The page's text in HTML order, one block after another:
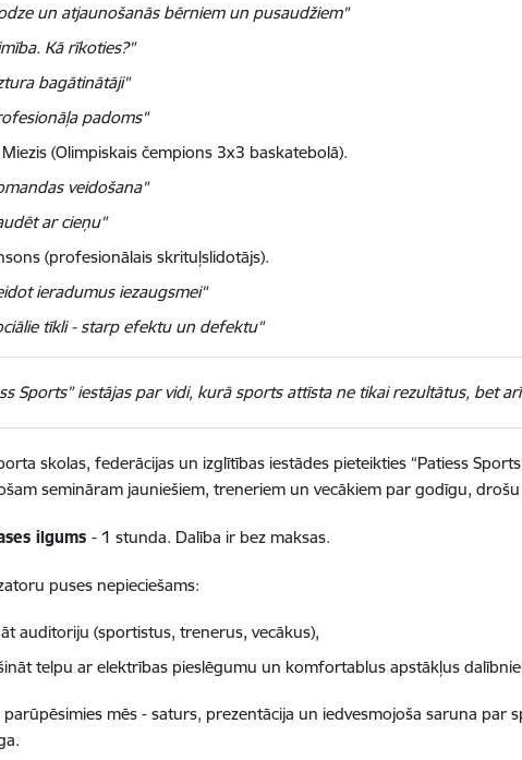
un atjaunošanās bērniem un pusaudžiem"
Kā rīkoties?"
bagātinātāji"
padoms"
(Olimpiskais čempions 3x3 baskatebolā).
veidošana"
ar cieņu"
(profesionālais skrituļslidotājs).
ieradumus iezaugsmei"
tīkli - starp efektu un defektu"
Sports” iestājas par vidi, kurā sports attīsta ne tikai rezultātus, bet
skolas, federācijas un izglītības iestādes pieteikties “Patiess
semināram jauniešiem, treneriem un vecākiem par godīgu,
ilgums- 1 stunda. Dalība ir bez maksas.
puses nepieciešams:
auditoriju (sportistus, trenerus, vecākus),
telpu ar elektrības pieslēgumu un komfortablus apstākļus
parūpēsimies mēs - saturs, prezentācija un iedvesmojoša saruna par